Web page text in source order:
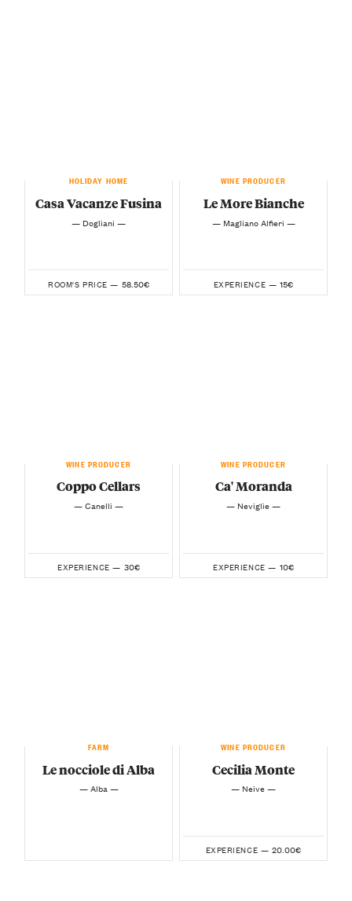
HOLIDAY HOME
Casa Vacanze Fusina
— Dogliani —
ROOM'S PRICE — 58.50€
WINE PRODUCER
Le More Bianche
— Magliano Alfieri —
EXPERIENCE — 15€
WINE PRODUCER
Coppo Cellars
— Canelli —
EXPERIENCE — 30€
WINE PRODUCER
Ca' Moranda
— Neviglie —
EXPERIENCE — 10€
FARM
Le nocciole di Alba
— Alba —
WINE PRODUCER
Cecilia Monte
— Neive —
EXPERIENCE — 20.00€